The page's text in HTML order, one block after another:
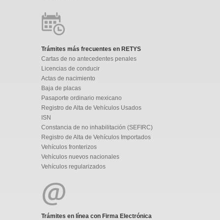
Trámites más frecuentes en RETYS
Cartas de no antecedentes penales
Licencias de conducir
Actas de nacimiento
Baja de placas
Pasaporte ordinario mexicano
Registro de Alta de Vehículos Usados
ISN
Constancia de no inhabilitación (SEFIRC)
Registro de Alta de Vehículos Importados
Vehículos fronterizos
Vehículos nuevos nacionales
Vehículos regularizados
Trámites en línea con Firma Electrónica